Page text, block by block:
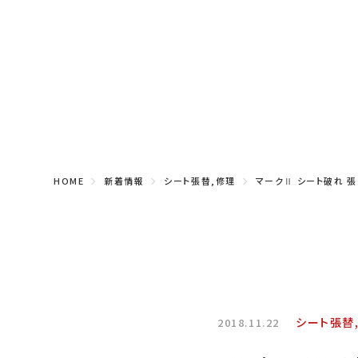
HOME 新着情報 シート張替,修理 マークⅡ シート破れ 張
2018.11.22 シート張